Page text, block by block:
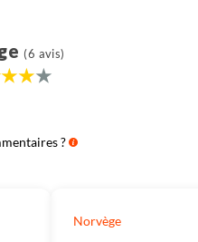
à l’ensemble des
et qui ont en
administrative.
frais bancaires, etc.
(6 avis)
?
Norvège